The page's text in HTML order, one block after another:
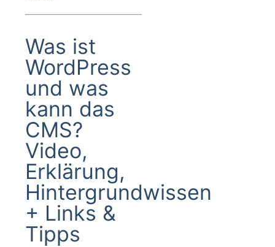
Was ist
WordPress
und was
kann das
CMS?
Video,
Erklärung,
Hintergrundwissen
+ Links &
Tipps